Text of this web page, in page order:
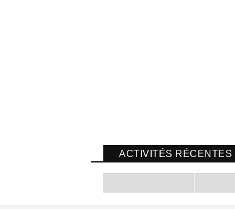
ACTIVITÉS RÉCENTES